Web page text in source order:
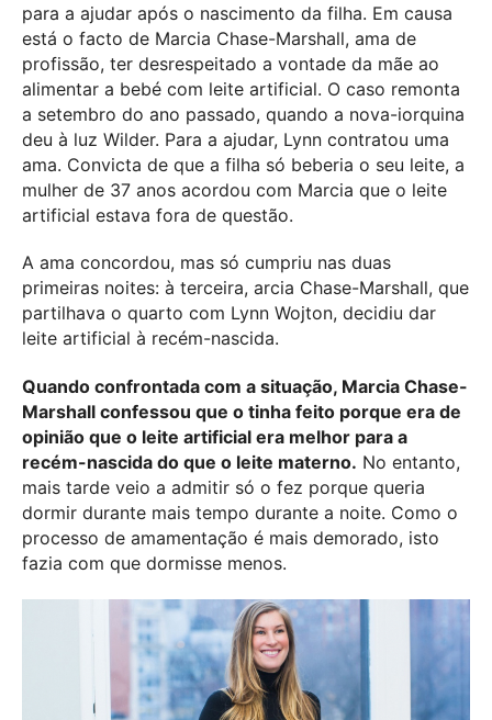
para a ajudar após o nascimento da filha. Em causa
está o facto de Marcia Chase-Marshall, ama de
profissão, ter desrespeitado a vontade da mãe ao
alimentar a bebé com leite artificial. O caso remonta
a setembro do ano passado, quando a nova-iorquina
deu à luz Wilder. Para a ajudar, Lynn contratou uma
ama. Convicta de que a filha só beberia o seu leite, a
mulher de 37 anos acordou com Marcia que o leite
artificial estava fora de questão.
A ama concordou, mas só cumpriu nas duas
primeiras noites: à terceira, arcia Chase-Marshall, que
partilhava o quarto com Lynn Wojton, decidiu dar
leite artificial à recém-nascida.
Quando confrontada com a situação, Marcia Chase-
Marshall confessou que o tinha feito porque era de
opinião que o leite artificial era melhor para a
recém-nascida do que o leite materno. No entanto,
mais tarde veio a admitir só o fez porque queria
dormir durante mais tempo durante a noite. Como o
processo de amamentação é mais demorado, isto
fazia com que dormisse menos.